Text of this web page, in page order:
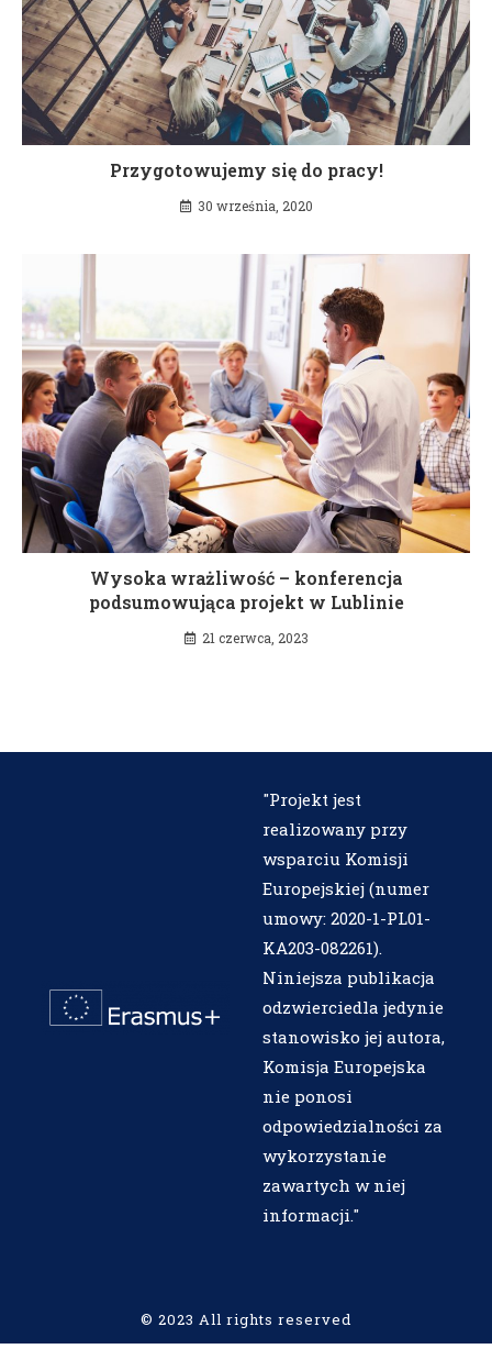
Przygotowujemy się do pracy!
30 września, 2020
Wysoka wrażliwość – konferencja
podsumowująca projekt w Lublinie
21 czerwca, 2023
"Projekt jest
realizowany przy
wsparciu Komisji
Europejskiej (numer
umowy: 2020-1-PL01-
KA203-082261).
Niniejsza publikacja
odzwierciedla jedynie
stanowisko jej autora,
Komisja Europejska
nie ponosi
odpowiedzialności za
wykorzystanie
zawartych w niej
informacji."
© 2023 All rights reserved